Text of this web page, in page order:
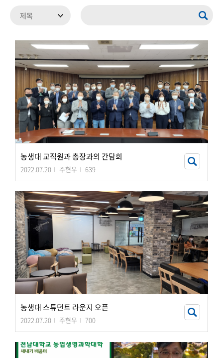
농생대 교직원과 총장과의 간담회
2022.07.20 주현우 639
농생대 스튜던트 라운지 오픈
2022.07.20 주현우 700